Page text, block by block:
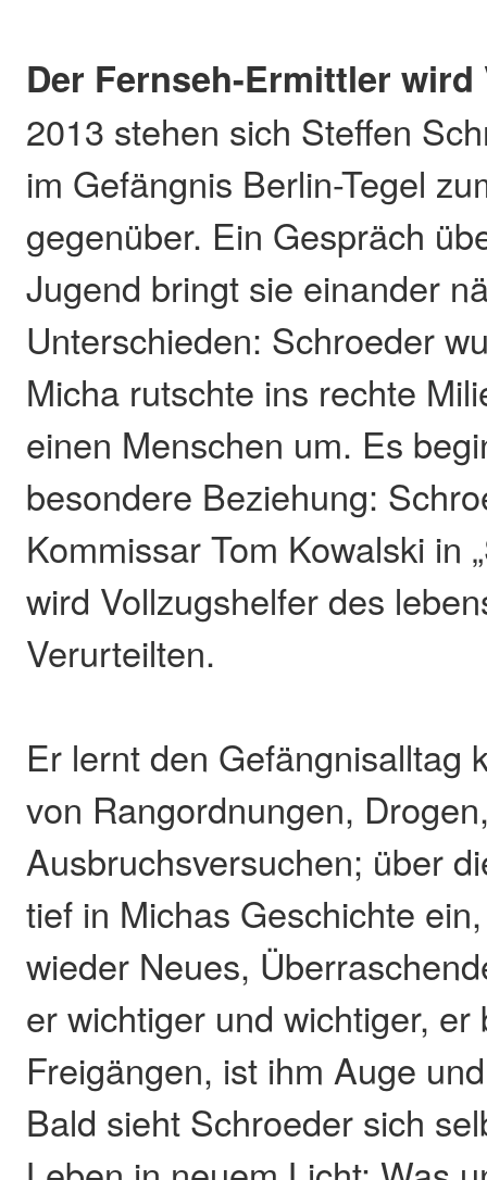
Der Fernseh-Ermittler
2013 stehen sich Steffen
im Gefängnis Berlin-Tegel
gegenüber. Ein Gespräch
Jugend bringt sie einander
Unterschieden: Schroeder
Micha rutschte ins rechte
einen Menschen um. Es
besondere Beziehung:
Kommissar Tom Kowalski in
wird Vollzugshelfer des
Verurteilten.
Er lernt den Gefängnisalltag
von Rangordnungen,
Ausbruchsversuchen; über
tief in Michas Geschichte
wieder Neues,
er wichtiger und wichtiger,
Freigängen, ist ihm Auge
Bald sieht Schroeder sich